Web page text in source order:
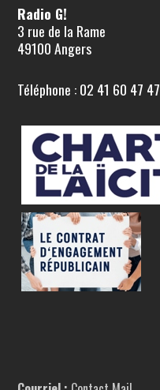
Radio G!
3 rue de la Rame
49100 Angers
Téléphone : 02 41 60 47 47